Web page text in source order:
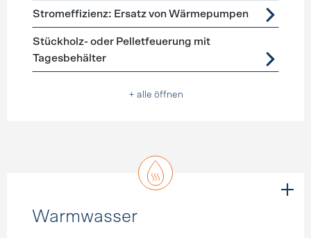
Stromeffizienz: Ersatz von Wärmepumpen
Stückholz- oder Pelletfeuerung mit
Tagesbehälter
+ alle öffnen
Warmwasser